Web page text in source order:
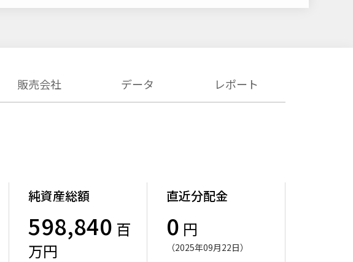
販売会社 データ レポート
純資産総額
598,840 百
万円
直近分配金
0 円
（2025年09月22日）